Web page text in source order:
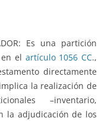
Es una partición
el artículo 1056 CC.,
directamente
la realización de
–inventario,
la adjudicación de los